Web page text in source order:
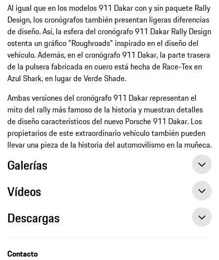
Al igual que en los modelos 911 Dakar con y sin paquete Rally
Design, los cronógrafos también presentan ligeras diferencias
de diseño. Así, la esfera del cronógrafo 911 Dakar Rally Design
ostenta un gráfico "Roughroads" inspirado en el diseño del
vehículo. Además, en el cronógrafo 911 Dakar, la parte trasera
de la pulsera fabricada en cuero está hecha de Race-Tex en
Azul Shark, en lugar de Verde Shade.
Ambas versiones del cronógrafo 911 Dakar representan el
mito del rally más famoso de la historia y muestran detalles
de diseño característicos del nuevo Porsche 911 Dakar. Los
propietarios de este extraordinario vehículo también pueden
llevar una pieza de la historia del automovilismo en la muñeca.
Galerías
Vídeos
Descargas
Contacto